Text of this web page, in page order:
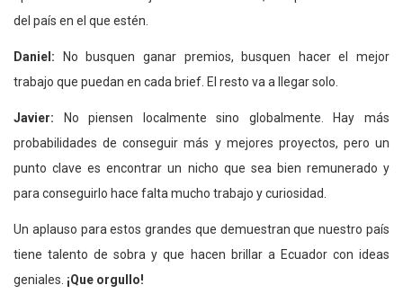
del país en el que estén.
Daniel:
No busquen ganar premios, busquen hacer el mejor
trabajo que puedan en cada brief. El resto va a llegar solo.
Javier: No piensen localmente sino globalmente. Hay más
probabilidades de conseguir más y mejores proyectos, pero un
punto clave es encontrar un nicho que sea bien remunerado y
para conseguirlo hace falta mucho trabajo y curiosidad.
Un aplauso para estos grandes que demuestran que nuestro país
tiene talento de sobra y que hacen brillar a Ecuador con ideas
geniales. ¡Que orgullo!